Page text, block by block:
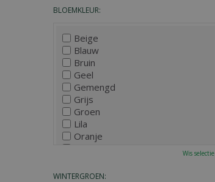
December
BLOEMKLEUR:
Beige
Blauw
Bruin
Geel
Gemengd
Grijs
Groen
Lila
Oranje
Roze
Wis selectie
WINTERGROEN: